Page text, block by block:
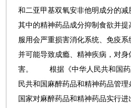
和二亚甲基双氧安非他明成分的
其中的精神药品成分抑制食欲并
服用会严重损害消化系统、免疫系
并可能导致成瘾、精神疾病，对
害。 根据《中华人民共和国药
民共和国麻醉药品和精神药品管理
国家对麻醉药品和精神药品实行